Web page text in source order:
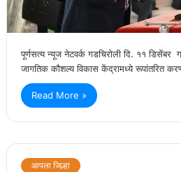
पूर्णसत्य न्यूज नेटवर्क गडचिरोली दि. ११ डिसेंबर
जागतिक कौशल्य विकास केंद्रामध्ये रूपांतरित
Read More »
आपला जिल्हा